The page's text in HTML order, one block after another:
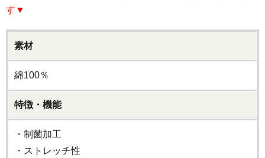
す▼
素材
綿100％
特徴・機能
・制菌加工
・ストレッチ性